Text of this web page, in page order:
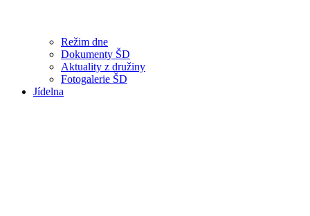
Režim dne
Dokumenty ŠD
Aktuality z družiny
Fotogalerie ŠD
Jídelna